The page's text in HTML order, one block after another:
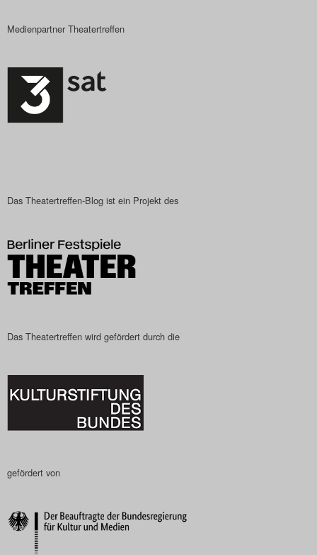
Das Theatertreffen-Blog
Das Theatertreffen-Blog
Impressum
Search
Medienpartner Theatertreffen
Das Theatertreffen-Blog ist ein Projekt des
Das Theatertreffen wird gefördert durch die
gefördert von